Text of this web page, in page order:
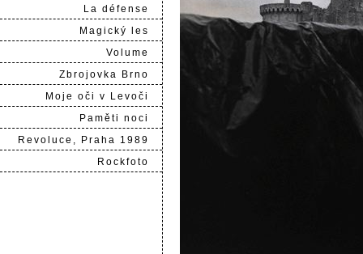
La défense
Magický les
Volume
Zbrojovka Brno
Moje oči v Levoči
Paměti noci
Revoluce, Praha 1989
Rockfoto